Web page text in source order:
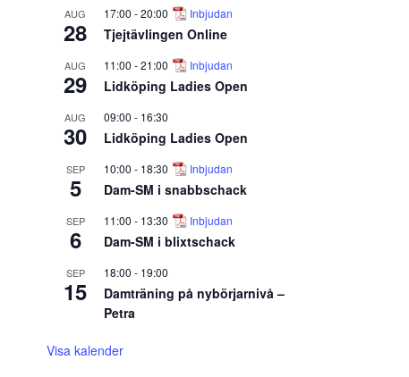
AUG
28
17:00 -20:00 Inbjudan
Tjejtävlingen Online
AUG
29
11:00 -21:00 Inbjudan
Lidköping Ladies Open
AUG
30
09:00 - 16:30
Lidköping Ladies Open
SEP
5
10:00 - 18:30 Inbjudan
Dam-SM i snabbschack
SEP
6
11:00 - 13:30 Inbjudan
Dam-SM i blixtschack
SEP
15
18:00 - 19:00
Damträning på nybörjarnivå –
Petra
Visa kalender